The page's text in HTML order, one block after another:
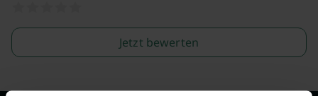
Jetzt bewerten